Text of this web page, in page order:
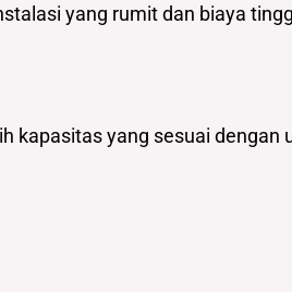
yang rumit dan biaya
kapasitas yang sesuai